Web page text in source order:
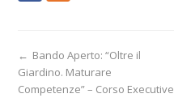
← Bando Aperto: “Oltre il
Giardino. Maturare
Competenze” – Corso Executive